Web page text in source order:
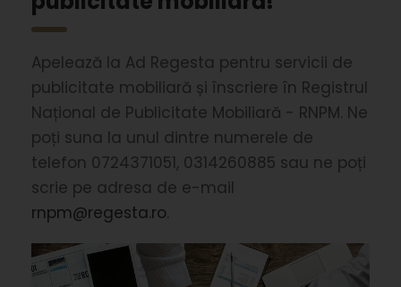
Apelează la Ad Regesta pentru servicii de
publicitate mobiliară și înscriere în Registrul
Național de Publicitate Mobiliară - RNPM. Ne
poți suna la unul dintre numerele de
telefon 0724371051, 0314260885 sau ne poți
scrie pe adresa de e-mail
rnpm@regesta.ro.